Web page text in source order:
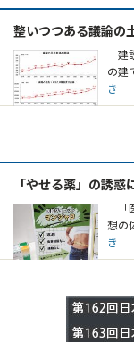
整いつつある議論の
建
の建
き
「やせる薬」の誘惑
「
想の
き